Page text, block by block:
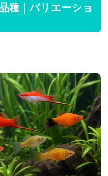
種｜バリエーショ